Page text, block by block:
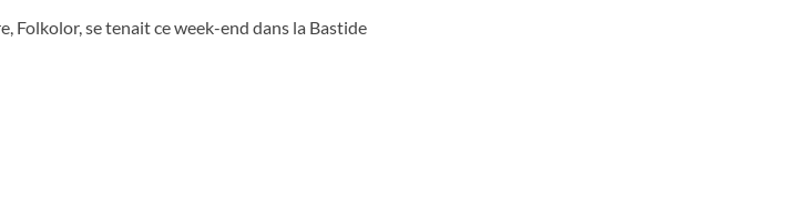
Folkolor, se tenait ce week-end dans la Bastide